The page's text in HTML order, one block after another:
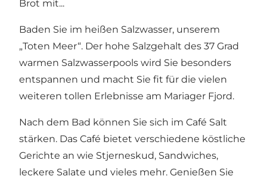
Brot mit...
Baden Sie im heißen Salzwasser, unserem
„Toten Meer“. Der hohe Salzgehalt des 37 Grad
warmen Salzwasserpools wird Sie besonders
entspannen und macht Sie fit für die vielen
weiteren tollen Erlebnisse am Mariager Fjord.
Nach dem Bad können Sie sich im Café Salt
stärken. Das Café bietet verschiedene köstliche
Gerichte an wie Stjerneskud, Sandwiches,
leckere Salate und vieles mehr. Genießen Sie